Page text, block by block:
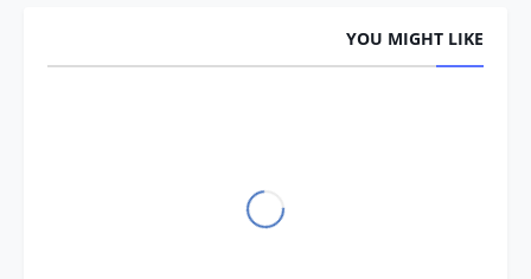
YOU MIGHT LIKE